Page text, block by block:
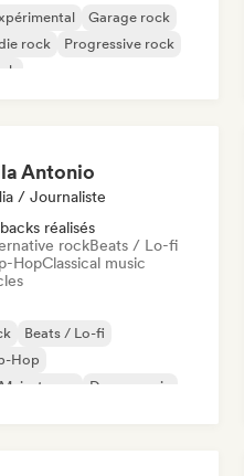
Garage rock
rock
Progressive rock
Antonio
/ Journaliste
réalisés
rockBeats / Lo-fi
HopClassical music
Beats / Lo-fi
Hop
Dance music